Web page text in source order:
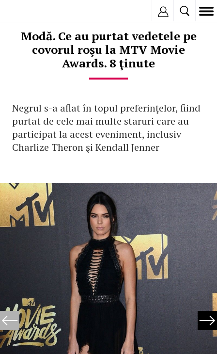
Modă. Ce au purtat vedetele pe
covorul roşu la MTV Movie
Awards. 8 ţinute
Negrul s-a aflat în topul preferinţelor, fiind
purtat de cele mai multe staruri care au
participat la acest eveniment, inclusiv
Charlize Theron şi Kendall Jenner